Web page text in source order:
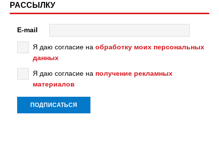
РАССЫЛКУ
E-mail
Я даю согласие на обработку моих персональных
данных
Я даю согласие на получение рекламных
материалов